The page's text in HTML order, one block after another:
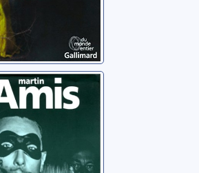
Martin